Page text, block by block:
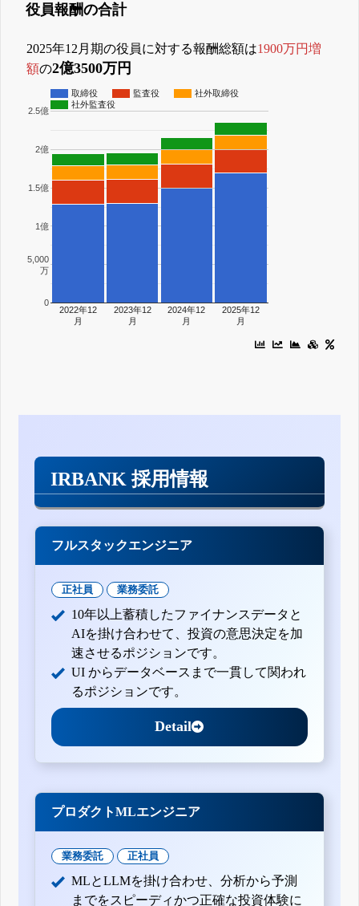
役員報酬の合計
2025年12月期の役員に対する報酬総額は1900万円増
額の2億3500万円
取締役 監査役
社外取締役
社外監査役
2022年12
月
2023年12
月
2024年12
月
2025年12
月
0
5,000
万
1億
1.5億
2億
2.5億
IRBANK 採用情報
フルスタックエンジニア
正社員 業務委託
10年以上蓄積したファイナンスデータと
AIを掛け合わせて、投資の意思決定を加
速させるポジションです。
UI からデータベースまで一貫して関われ
るポジションです。
Detail
プロダクトMLエンジニア
業務委託 正社員
MLとLLMを掛け合わせ、分析から予測
までをスピーディかつ正確な投資体験に